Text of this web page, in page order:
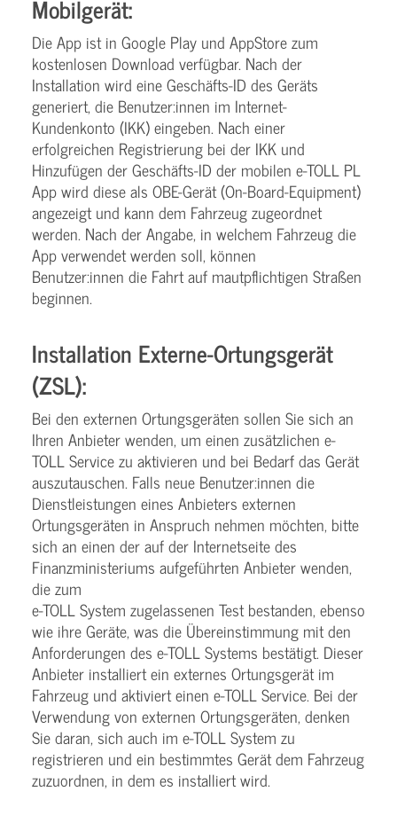
Mobilgerät:
Die App ist in Google Play und AppStore zum
kostenlosen Download verfügbar. Nach der
Installation wird eine Geschäfts-ID des Geräts
generiert, die Benutzer:innen im Internet-
Kundenkonto (IKK) eingeben. Nach einer
erfolgreichen Registrierung bei der IKK und
Hinzufügen der Geschäfts-ID der mobilen e-TOLL PL
App wird diese als OBE-Gerät (On-Board-Equipment)
angezeigt und kann dem Fahrzeug zugeordnet
werden. Nach der Angabe, in welchem Fahrzeug die
App verwendet werden soll, können
Benutzer:innen die Fahrt auf mautpflichtigen Straßen
beginnen.
Installation Externe-Ortungsgerät
(ZSL):
Bei den externen Ortungsgeräten sollen Sie sich an
Ihren Anbieter wenden, um einen zusätzlichen e-
TOLL Service zu aktivieren und bei Bedarf das Gerät
auszutauschen. Falls neue Benutzer:innen die
Dienstleistungen eines Anbieters externen
Ortungsgeräten in Anspruch nehmen möchten, bitte
sich an einen der auf der Internetseite des
Finanzministeriums aufgeführten Anbieter wenden,
die zum
e-TOLL System zugelassenen Test bestanden, ebenso
wie ihre Geräte, was die Übereinstimmung mit den
Anforderungen des e-TOLL Systems bestätigt. Dieser
Anbieter installiert ein externes Ortungsgerät im
Fahrzeug und aktiviert einen e-TOLL Service. Bei der
Verwendung von externen Ortungsgeräten, denken
Sie daran, sich auch im e-TOLL System zu
registrieren und ein bestimmtes Gerät dem Fahrzeug
zuzuordnen, in dem es installiert wird.